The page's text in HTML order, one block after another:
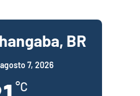
BR
7, 2026
°C